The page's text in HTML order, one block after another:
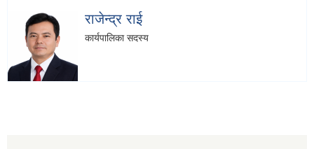
राजेन्द्र राई
कार्यपालिका सदस्य